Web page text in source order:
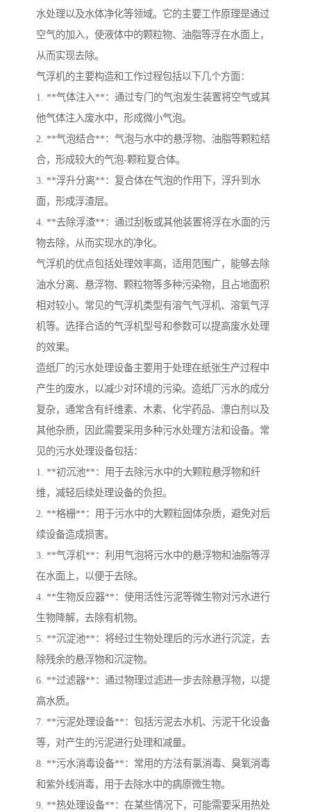
水处理以及水体净化等领域。它的主要工作原理是通过
空气的加入，使液体中的颗粒物、油脂等浮在水面上，
从而实现去除。
气浮机的主要构造和工作过程包括以下几个方面：
1. **气体注入**：通过专门的气泡发生装置将空气或其
他气体注入废水中，形成微小气泡。
2. **气泡结合**：气泡与水中的悬浮物、油脂等颗粒结
合，形成较大的气泡-颗粒复合体。
3. **浮升分离**：复合体在气泡的作用下，浮升到水
面，形成浮渣层。
4. **去除浮渣**：通过刮板或其他装置将浮在水面的污
物去除，从而实现水的净化。
气浮机的优点包括处理效率高，适用范围广，能够去除
油水分离、悬浮物、颗粒物等多种污染物，且占地面积
相对较小。常见的气浮机类型有溶气气浮机、溶氧气浮
机等。选择合适的气浮机型号和参数可以提高废水处理
的效果。
造纸厂的污水处理设备主要用于处理在纸张生产过程中
产生的废水，以减少对环境的污染。造纸厂污水的成分
复杂，通常含有纤维素、木素、化学药品、漂白剂以及
其他杂质，因此需要采用多种污水处理方法和设备。常
见的污水处理设备包括：
1. **初沉池**：用于去除污水中的大颗粒悬浮物和纤
维，减轻后续处理设备的负担。
2. **格栅**：用于污水中的大颗粒固体杂质，避免对后
续设备造成损害。
3. **气浮机**：利用气泡将污水中的悬浮物和油脂等浮
在水面上，以便于去除。
4. **生物反应器**：使用活性污泥等微生物对污水进行
生物降解，去除有机物。
5. **沉淀池**：将经过生物处理后的污水进行沉淀，去
除残余的悬浮物和沉淀物。
6. **过滤器**：通过物理过滤进一步去除悬浮物，以提
高水质。
7. **污泥处理设备**：包括污泥去水机、污泥干化设备
等，对产生的污泥进行处理和减量。
8. **污水消毒设备**：常用的方法有氯消毒、臭氧消毒
和紫外线消毒，用于去除水中的病原微生物。
9. **热处理设备**：在某些情况下，可能需要采用热处